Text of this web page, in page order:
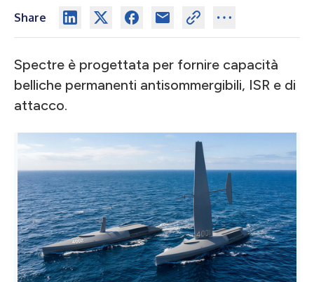
Share
Spectre è progettata per fornire capacità
belliche permanenti antisommergibili, ISR e di
attacco.